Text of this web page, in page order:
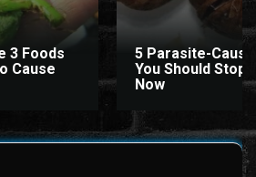
3 Foods
Cause
5 Parasite-
You Should Stop
Now